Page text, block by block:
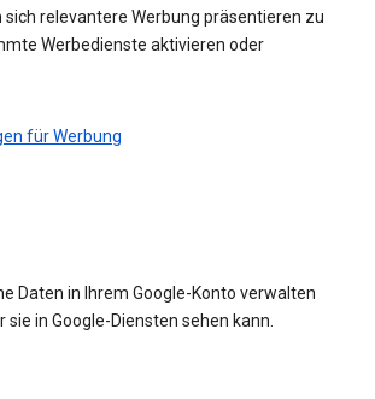
sich relevantere Werbung präsentieren zu
Werbedienste aktivieren oder
für Werbung
Daten in Ihrem Google-Konto verwalten
in Google-Diensten sehen kann.